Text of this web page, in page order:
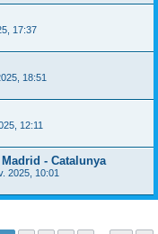
17:37
18:51
12:11
- Catalunya
2025, 10:01